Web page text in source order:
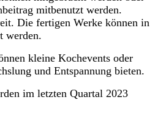
mitbenutzt werden.
Die fertigen Werke können in
werden.
kleine Kochevents oder
und Entspannung bieten.
im letzten Quartal 2023